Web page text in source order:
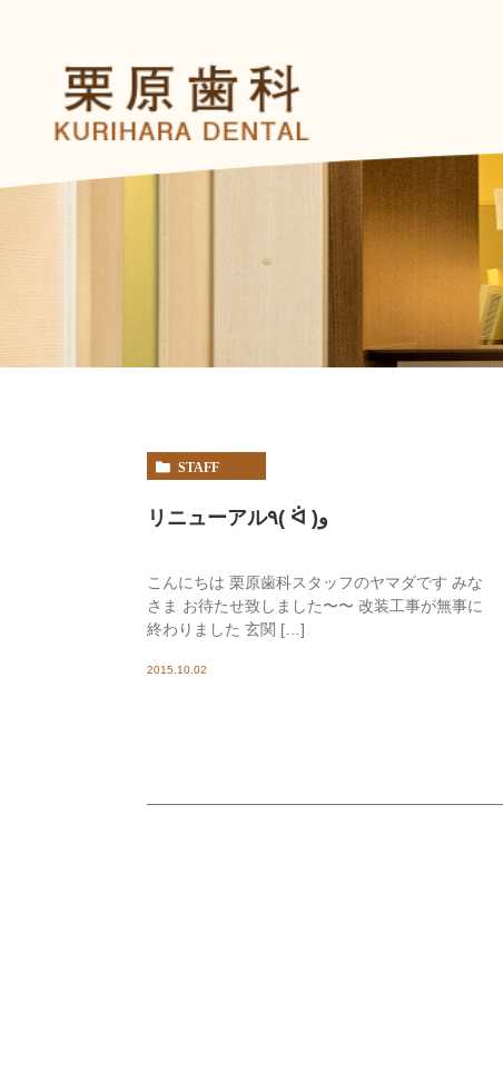
STAFF
リニューアル٩( ᐛ )و
こんにちは 栗原歯科スタッフのヤマダです みな
さま お待たせ致しました〜〜 改装工事が無事に
終わりました 玄関 […]
2015.10.02